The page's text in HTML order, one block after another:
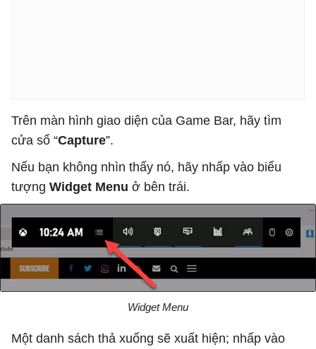
Trên màn hình giao diện của Game Bar, hãy tìm
cửa sổ “Capture”.
Nếu bạn không nhìn thấy nó, hãy nhấp vào biểu
tượng Widget Menu ở bên trái.
Widget Menu
Một danh sách thả xuống sẽ xuất hiện; nhấp vào